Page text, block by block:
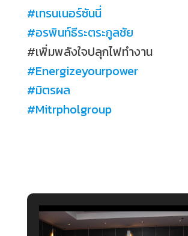
#เทรนเนอร์ซันนี่
#อรพินท์ธีระตระกูลชัย
#เพิ่มพลังใจปลุกไฟทำงาน
#Energizeyourpower
#มิตรผล
#Mitrpholgroup